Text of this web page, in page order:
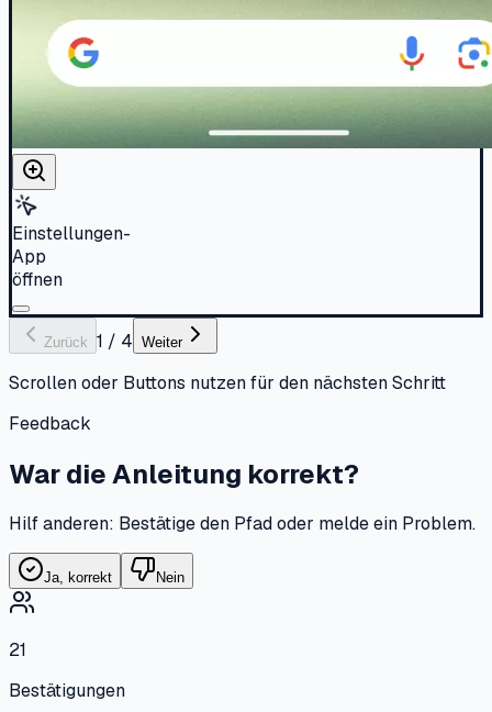
Einstellungen-
App
öffnen
Zurück 1 / 4 Weiter
Scrollen oder Buttons nutzen für den nächsten Schritt
Feedback
War die Anleitung korrekt?
Hilf anderen: Bestätige den Pfad oder melde ein Problem.
Ja, korrekt Nein
21
Bestätigungen